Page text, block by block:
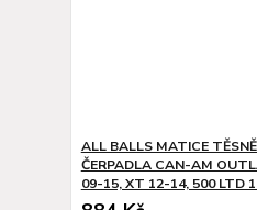
ALL BALLS MATICE
ČERPADLA CAN-AM
09-15, XT 12-14, 500 LTD